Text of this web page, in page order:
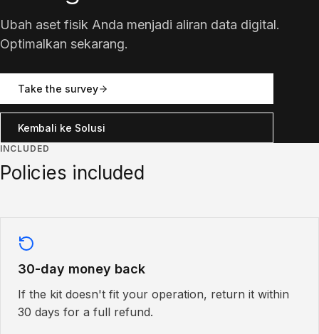
Ubah aset fisik Anda menjadi aliran data digital.
Optimalkan sekarang.
Take the survey
Kembali ke Solusi
INCLUDED
Policies included
30-day money back
If the kit doesn't fit your operation, return it within
30 days for a full refund.